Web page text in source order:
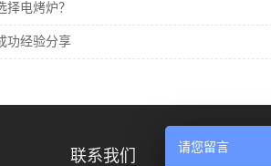
电烤炉？
功经验分享
联系我们 请您留言